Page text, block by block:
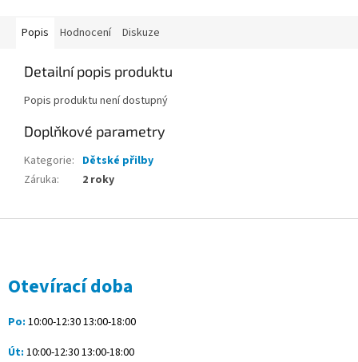
Popis Hodnocení Diskuze
Detailní popis produktu
Popis produktu není dostupný
Doplňkové parametry
Kategorie: Dětské přilby
Záruka: 2 roky
Otevírací doba
Po: 10:00-12:30 13:00-18:00
Út: 10:00-12:30 13:00-18:00